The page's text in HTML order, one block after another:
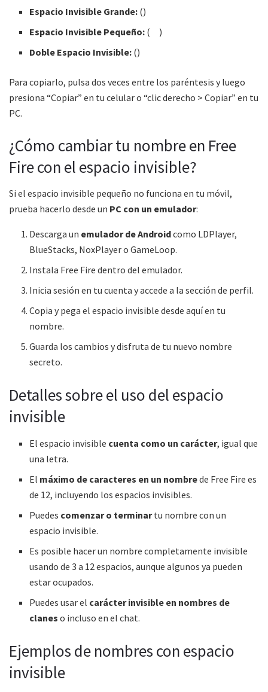
Espacio Invisible Grande: (ㅤ)
Espacio Invisible Pequeño: (ﾠ)
Doble Espacio Invisible: (ㅤㅤ)
Para copiarlo, pulsa dos veces entre los paréntesis y luego
presiona “Copiar” en tu celular o “clic derecho > Copiar” en tu
PC.
¿Cómo cambiar tu nombre en Free
Fire con el espacio invisible?
Si el espacio invisible pequeño no funciona en tu móvil,
prueba hacerlo desde un PC con un emulador:
Descarga un emulador de Androidcomo LDPlayer,
BlueStacks, NoxPlayer o GameLoop.
Instala Free Fire dentro del emulador.
Inicia sesión en tu cuenta y accede a la sección de perfil.
Copia y pega el espacio invisible desde aquí en tu
nombre.
Guarda los cambios y disfruta de tu nuevo nombre
secreto.
Detalles sobre el uso del espacio
invisible
El espacio invisible cuenta como un carácter, igual que
una letra.
El máximo de caracteres en un nombrede Free Fire es
de 12, incluyendo los espacios invisibles.
Puedes comenzar o terminartu nombre con un
espacio invisible.
Es posible hacer un nombre completamente invisible
usando de 3 a 12 espacios, aunque algunos ya pueden
estar ocupados.
Puedes usar el carácter invisible en nombres de
clanes o incluso en el chat.
Ejemplos de nombres con espacio
invisible